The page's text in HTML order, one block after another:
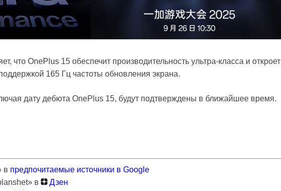
что OnePlus 15 обеспечит производительность ультра-класса и откроет
165 Гц частоты обновления экрана.
дату дебюта OnePlus 15, будут подтверждены в ближайшее время.
в предпочитаемые источники в Google
в
Дзен